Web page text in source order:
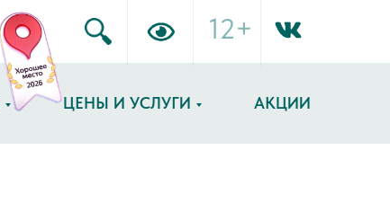
12+
ЦЕНЫ И УСЛУГИ АКЦИИ